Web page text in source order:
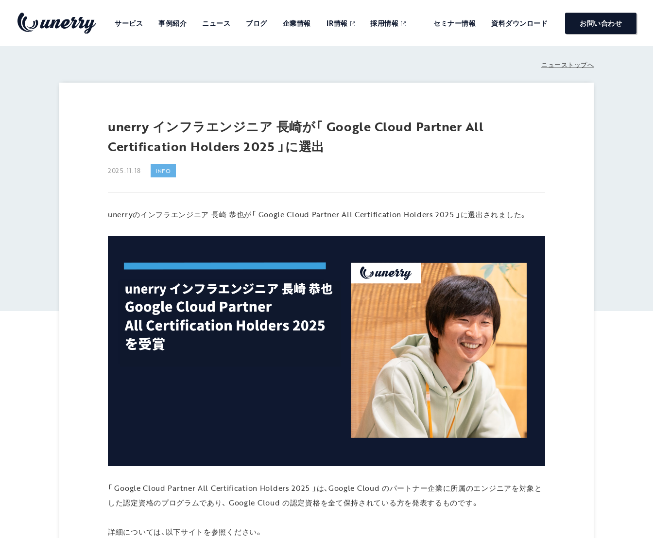
サービス 事例紹介 ニュース ブログ 企業情報 IR情報 採用情報 セミナー情報 資料ダウンロード お問い合わせ
ニューストップへ
unerry インフラエンジニア 長崎が「 Google Cloud Partner All
Certification Holders 2025 」に選出
2025.11.18 INFO
unerryのインフラエンジニア 長崎 恭也が「 Google Cloud Partner All Certification Holders 2025 」に選出されました。
「 Google Cloud Partner All Certification Holders 2025 」は、Google Cloud のパートナー企業に所属のエンジニアを対象と
した認定資格のプログラムであり、 Google Cloud の認定資格を全て保持されている方を発表するものです。
詳細については、以下サイトを参照ください。